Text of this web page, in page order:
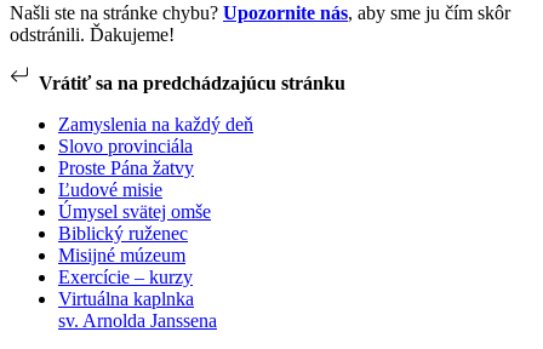
Našli ste na stránke chybu? Upozornite nás, aby sme ju čím skôr
odstránili. Ďakujeme!
Vrátiť sa na predchádzajúcu stránku
Zamyslenia na každý deň
Slovo provinciála
Proste Pána žatvy
Ľudové misie
Úmysel svätej omše
Biblický ruženec
Misijné múzeum
Exercície – kurzy
Virtuálna kaplnka
sv. Arnolda Janssena